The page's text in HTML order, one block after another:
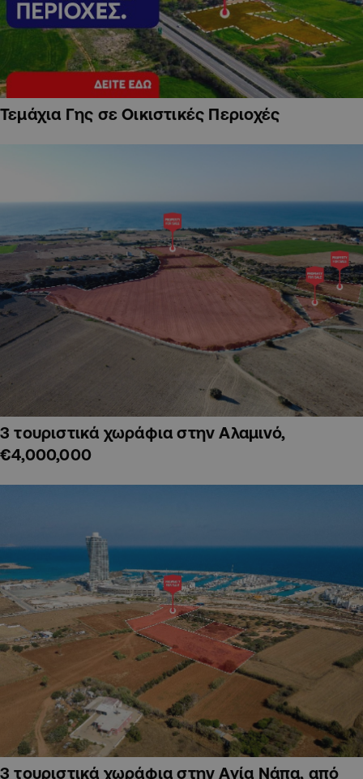
Τεμάχια Γης σε Οικιστικές Περιοχές
3 τουριστικά χωράφια στην Αλαμινό,
€4,000,000
3 τουριστικά χωράφια στην Αγία Νάπα, από